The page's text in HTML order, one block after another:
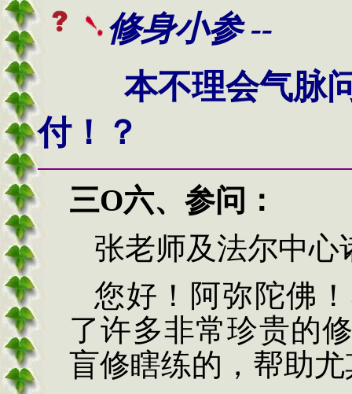
修身小参 --
本不理会气脉问
付！？
三O六、 参问：
张老师及法尔中心
您好！阿弥陀佛
了许多非常珍贵的
盲修瞎练的，帮助